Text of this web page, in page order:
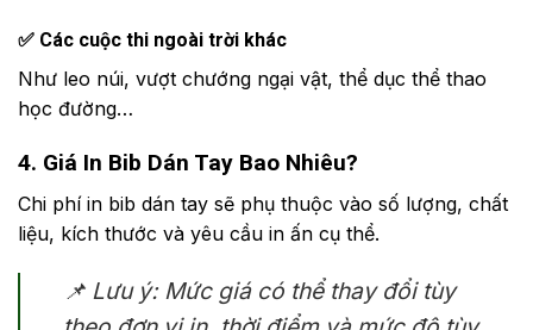
✅ Các cuộc thi ngoài trời khác
Như leo núi, vượt chướng ngại vật, thể dục thể thao
học đường…
4. Giá In Bib Dán Tay Bao Nhiêu?
Chi phí in bib dán tay sẽ phụ thuộc vào số lượng, chất
liệu, kích thước và yêu cầu in ấn cụ thể.
📌 Lưu ý: Mức giá có thể thay đổi tùy